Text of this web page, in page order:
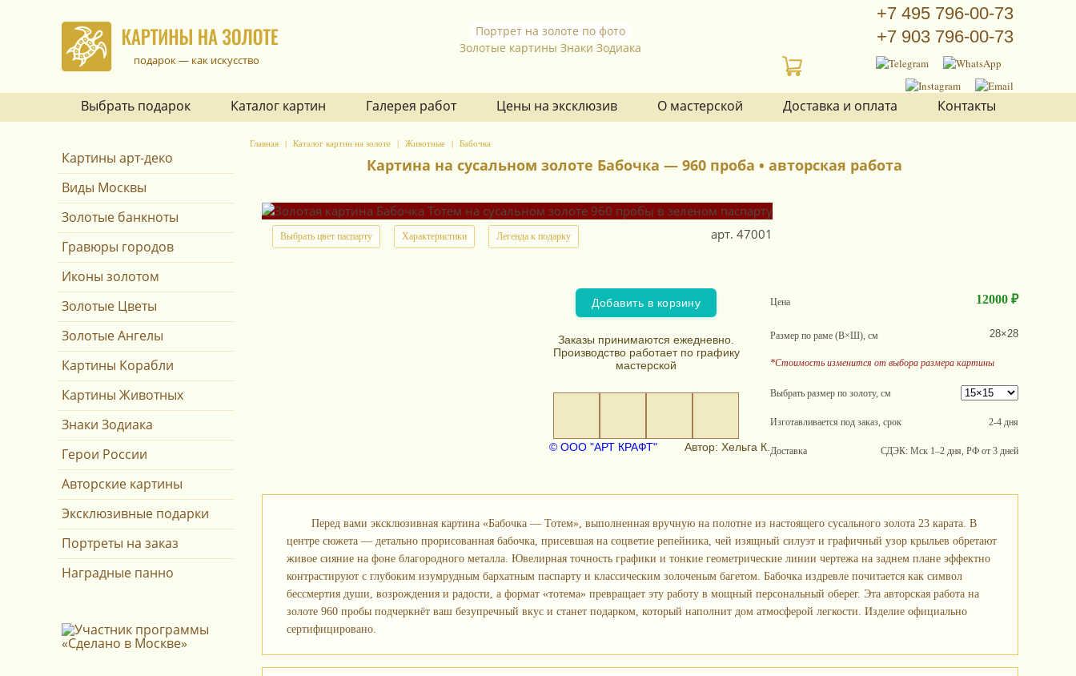
подарок — как искусство
Портрет на золоте по фото
Золотые картины Знаки Зодиака
+7 495 796-00-73
+7 903 796-00-73
Выбрать подарок Каталог картин Галерея работ Цены на эксклюзив О мастерской Доставка и оплата Контакты
Картины арт-деко
Виды Москвы
Золотые банкноты
Гравюры городов
Иконы золотом
Золотые Цветы
Золотые Ангелы
Картины Корабли
Картины Животных
Знаки Зодиака
Герои России
Авторские картины
Эксклюзивные подарки
Портреты на заказ
Наградные панно
Главная Каталог картин на золоте Животные Бабочка
Картина на сусальном золоте Бабочка — 960 проба • авторская работа
Выбрать цвет паспарту Характеристики Легенда к подарку арт. 47001
Цена 12000 ₽
Размер по раме (В×Ш), см 28×28
*Стоимость изменится от выбора размера картины
Выбрать размер по золоту, см
Изготавливается под заказ, срок 2-4 дня
Доставка СДЭК: Мск 1–2 дня, РФ от 3 дней
Добавить в корзину
Заказы принимаются ежедневно.
Производство работает по графику
мастерской
© ООО "АРТ КРАФТ" Автор: Хельга К.
Перед вами эксклюзивная картина «Бабочка — Тотем», выполненная вручную на полотне из настоящего сусального золота 23 карата. В
центре сюжета — детально прорисованная бабочка, присевшая на соцветие репейника, чей изящный силуэт и графичный узор крыльев обретают
живое сияние на фоне благородного металла. Ювелирная точность графики и тонкие геометрические линии чертежа на заднем плане эффектно
контрастируют с глубоким изумрудным бархатным паспарту и классическим золоченым багетом. Бабочка издревле почитается как символ
бессмертия души, возрождения и радости, а формат «тотема» превращает эту работу в мощный персональный оберег. Эта авторская работа на
золоте 960 пробы подчеркнёт ваш безупречный вкус и станет подарком, который наполнит дом атмосферой легкости. Изделие официально
сертифицировано.